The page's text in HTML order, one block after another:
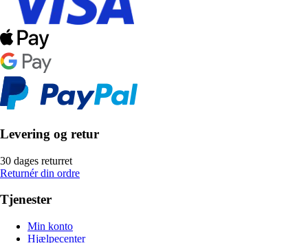
Levering og retur
30 dages returret
Returnér din ordre
Tjenester
Min konto
Hjælpecenter